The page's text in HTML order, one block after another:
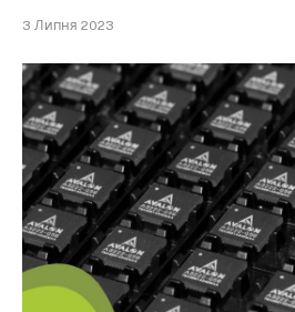
3 Липня 2023